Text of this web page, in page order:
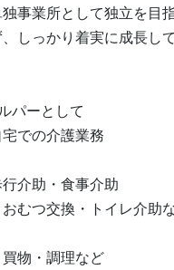
事業所として独立を目
しっかり着実に成長し
パーとして
での介護業務
介助・食事介助
むつ交換・トイレ介助
物・調理など